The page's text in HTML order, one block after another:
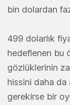
bin dolardan
499 dolarlık
hedeflenen bu
gözlüklerinin
hissini daha da
gerekirse bir